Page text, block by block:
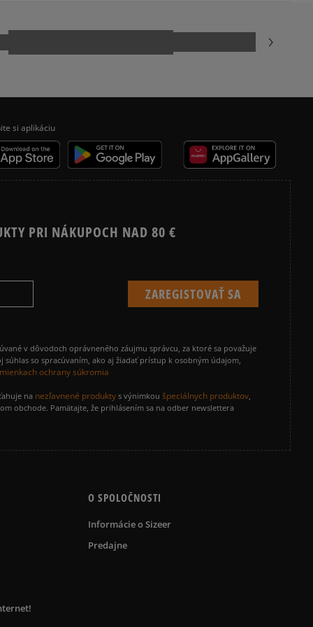
nemá žiadne recenzie
si aplikáciu
PRI NÁKUPOCH NAD 80 €
v dôvodoch oprávneného záujmu správcu, za ktoré sa považuje
so spracúvaním, ako aj žiadať prístup k osobným údajom,
ochrany súkromia
na nezľavnené produkty s výnimkou špeciálnych produktov
obchode. Pamätajte, že prihlásením sa na odber newslettera
O SPOLOČNOSTI
Informácie o Sizeer
Predajne